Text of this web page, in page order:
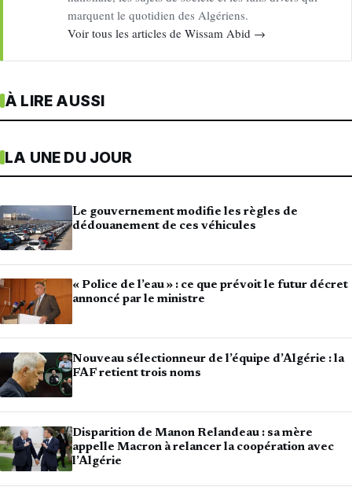
marquent le quotidien des Algériens.
Voir tous les articles de Wissam Abid →
À LIRE AUSSI
LA UNE DU JOUR
Le gouvernement modifie les règles de
dédouanement de ces véhicules
« Police de l’eau » : ce que prévoit le futur décret
annoncé par le ministre
Nouveau sélectionneur de l’équipe d’Algérie : la
FAF retient trois noms
Disparition de Manon Relandeau : sa mère
appelle Macron à relancer la coopération avec
l’Algérie